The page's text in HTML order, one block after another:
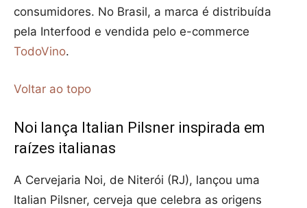
consumidores. No Brasil, a marca é distribuída
pela Interfood e vendida pelo e-commerce
TodoVino.
Voltar ao topo
Noi lança Italian Pilsner inspirada em
raízes italianas
A Cervejaria Noi, de Niterói (RJ), lançou uma
Italian Pilsner, cerveja que celebra as origens